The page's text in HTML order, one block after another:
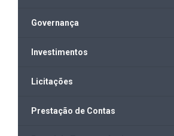
Governança
Investimentos
Licitações
Prestação de Contas